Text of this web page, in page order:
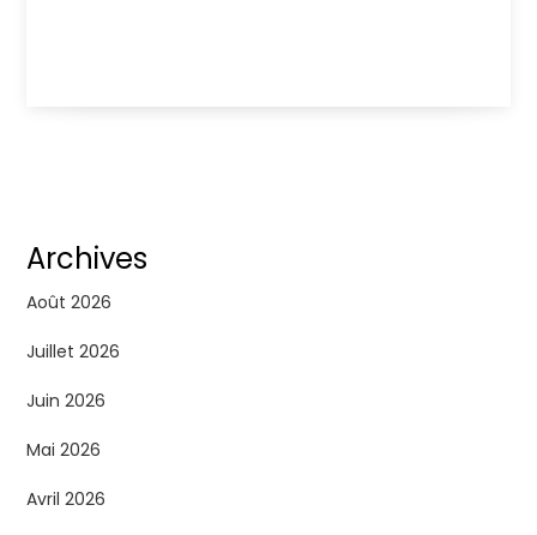
Archives
Août 2026
Juillet 2026
Juin 2026
Mai 2026
Avril 2026